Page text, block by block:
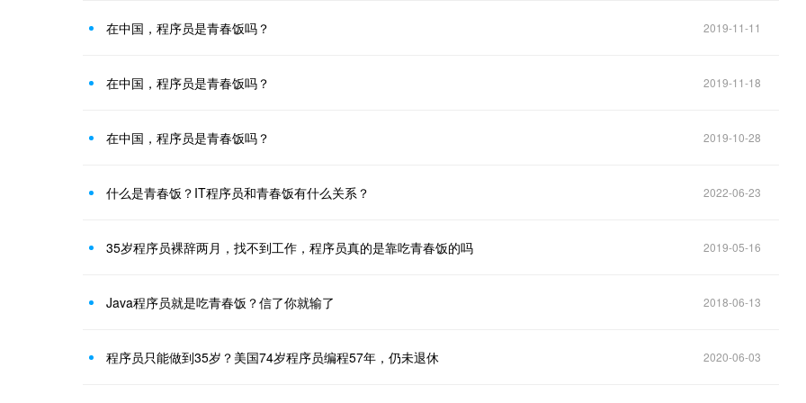
在中国，程序员是青春饭吗？ 2019-11-11
在中国，程序员是青春饭吗？ 2019-11-18
在中国，程序员是青春饭吗？ 2019-10-28
什么是青春饭？IT程序员和青春饭有什么关系？ 2022-06-23
35岁程序员裸辞两月，找不到工作，程序员真的是靠吃青春饭的吗 2019-05-16
Java程序员就是吃青春饭？信了你就输了 2018-06-13
程序员只能做到35岁？美国74岁程序员编程57年，仍未退休 2020-06-03